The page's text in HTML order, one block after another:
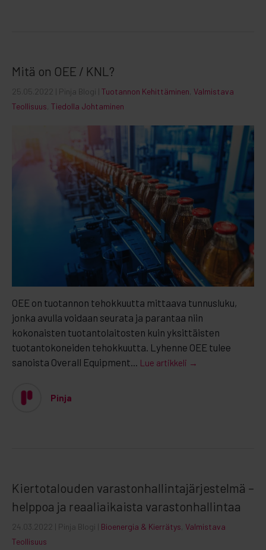
Mitä on OEE / KNL?
25.05.2022 | Pinja Blogi | Tuotannon Kehittäminen Valmistava
Teollisuus Tiedolla Johtaminen
OEE on tuotannon tehokkuutta mittaava tunnusluku,
jonka avulla voidaan seurata ja parantaa niin
kokonaisten tuotantolaitosten kuin yksittäisten
tuotantokoneiden tehokkuutta. Lyhenne OEE tulee
sanoista Overall Equipment... Lue artikkeli →
Pinja
Kiertotalouden varastonhallintajärjestelmä –
helppoa ja reaaliaikaista varastonhallintaa
24.03.2022 | Pinja Blogi | Bioenergia & Kierrätys Valmistava
Teollisuus